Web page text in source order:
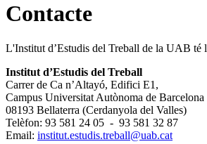
Contacte
L'Institut d’Estudis del Treball de la UAB té
Institut d’Estudis del Treball
Carrer de Ca n’Altayó, Edifici E1,
Campus Universitat Autònoma de Barcelona
08193 Bellaterra (Cerdanyola del Valles)
Telèfon: 93 581 24 05 - 93 581 32 87
Email: institut.estudis.treball@uab.cat